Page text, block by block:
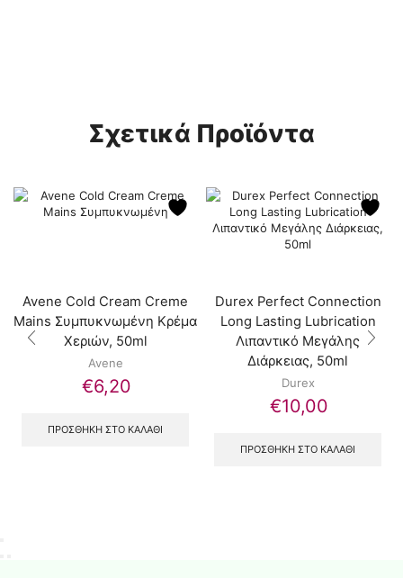
Σχετικά Προϊόντα
Avene Cold Cream Creme
Mains Συμπυκνωμένη Κρέμα
Χεριών, 50ml
Avene
€6,20
ΠΡΟΣΘΉΚΗ ΣΤΟ ΚΑΛΆΘΙ
Durex Perfect Connection
Long Lasting Lubrication
Λιπαντικό Μεγάλης
Διάρκειας, 50ml
Durex
€10,00
ΠΡΟΣΘΉΚΗ ΣΤΟ ΚΑΛΆΘΙ